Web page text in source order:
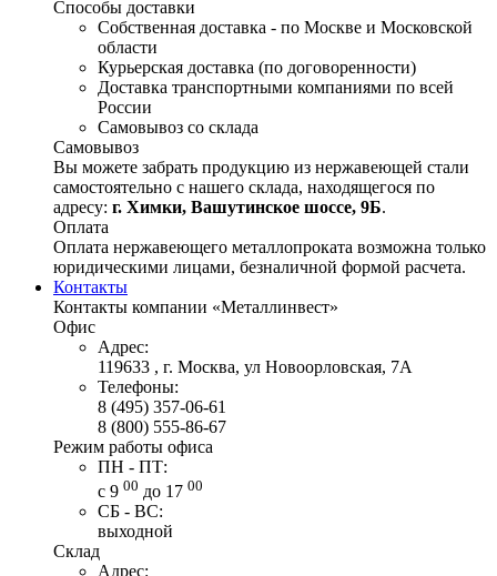
Способы доставки
Собственная доставка - по Москве и Московской
области
Курьерская доставка (по договоренности)
Доставка транспортными компаниями по всей
России
Самовывоз со склада
Самовывоз
Вы можете забрать продукцию из нержавеющей стали
самостоятельно с нашего склада, находящегося по
адресу: г. Химки, Вашутинское шоссе, 9Б.
Оплата
Оплата нержавеющего металлопроката возможна только
юридическими лицами, безналичной формой расчета.
Контакты
Контакты компании «Металлинвест»
Офис
Адрес:
119633 , г. Москва, ул Новоорловская, 7А
Телефоны:
8 (495) 357-06-61
8 (800) 555-86-67
Режим работы офиса
ПН - ПТ:
с 9 00 до 17 00
СБ - ВС:
выходной
Склад
Адрес: